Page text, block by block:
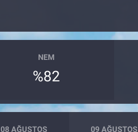
NEM
%82
08 AĞUSTOS 09 AĞUSTOS